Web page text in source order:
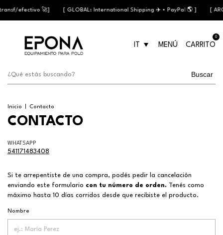
efectivo 🚀] [ GLOBAL: International Shipping ✈️ • PayPal 🌎 ] [
MENÚ
IT CARRITO
0
Buscar
Inicio Contacto
CONTACTO
WHATSAPP
541171483408
Si te arrepentiste de una compra, podés pedir la cancelación
enviando este formulario con tu número de orden. Tenés como
máximo hasta 10 días corridos desde que recibiste el producto.
Nombre